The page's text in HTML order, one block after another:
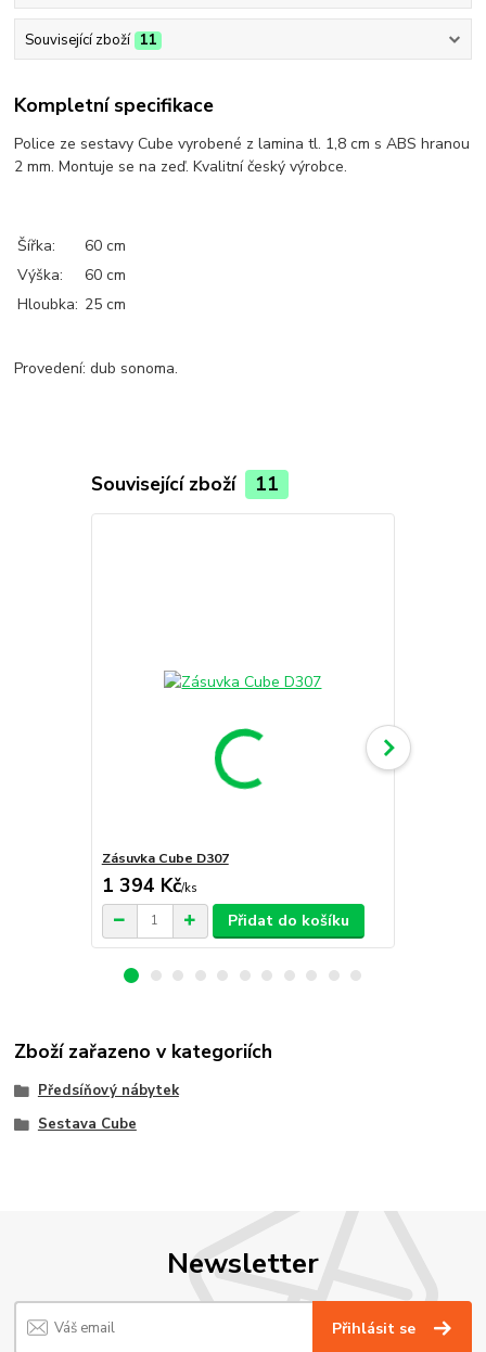
Související zboží 11
Kompletní specifikace
Police ze sestavy Cube vyrobené z lamina tl. 1,8 cm s ABS hranou
2 mm. Montuje se na zeď. Kvalitní český výrobce.
Šířka:
60 cm
Výška:
60 cm
Hloubka: 25 cm
Provedení: dub sonoma.
Související zboží 11
Zásuvka Cube D307
1 394 Kč/ks
Přidat do košíku
Zboží zařazeno v kategoriích
Předsíňový nábytek
Sestava Cube
Newsletter
Přihlásit se